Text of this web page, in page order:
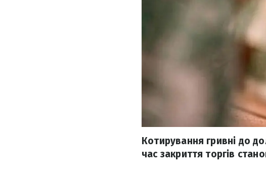
Котирування гривні до
час закриття торгів